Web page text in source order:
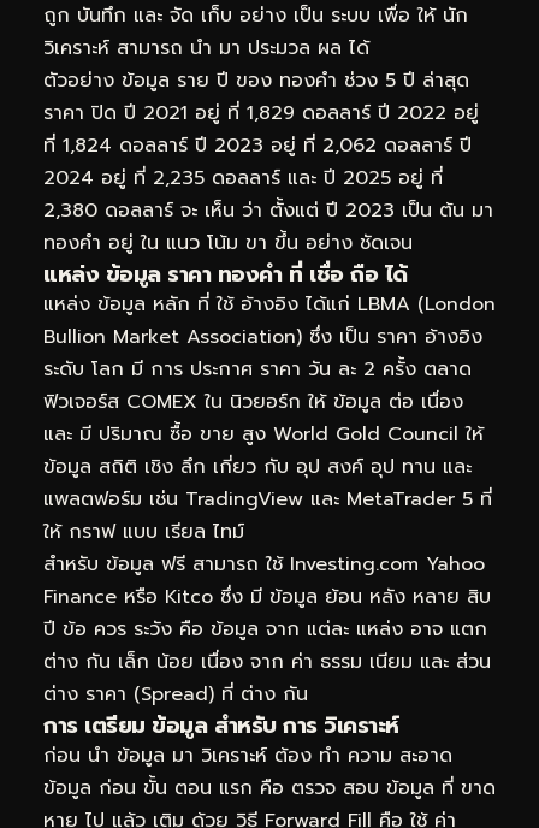
ถูก บันทึก และ จัด เก็บ อย่าง เป็น ระบบ เพื่อ ให้ นัก
วิเคราะห์ สามารถ นำ มา ประมวล ผล ได้
ตัวอย่าง ข้อมูล ราย ปี ของ ทองคำ ช่วง 5 ปี ล่าสุด
ราคา ปิด ปี 2021 อยู่ ที่ 1,829 ดอลลาร์ ปี 2022 อยู่
ที่ 1,824 ดอลลาร์ ปี 2023 อยู่ ที่ 2,062 ดอลลาร์ ปี
2024 อยู่ ที่ 2,235 ดอลลาร์ และ ปี 2025 อยู่ ที่
2,380 ดอลลาร์ จะ เห็น ว่า ตั้งแต่ ปี 2023 เป็น ต้น มา
ทองคำ อยู่ ใน แนว โน้ม ขา ขึ้น อย่าง ชัดเจน
แหล่ง ข้อมูล ราคา ทองคำ ที่ เชื่อ ถือ ได้
แหล่ง ข้อมูล หลัก ที่ ใช้ อ้างอิง ได้แก่ LBMA (London
Bullion Market Association) ซึ่ง เป็น ราคา อ้างอิง
ระดับ โลก มี การ ประกาศ ราคา วัน ละ 2 ครั้ง ตลาด
ฟิวเจอร์ส COMEX ใน นิวยอร์ก ให้ ข้อมูล ต่อ เนื่อง
และ มี ปริมาณ ซื้อ ขาย สูง World Gold Council ให้
ข้อมูล สถิติ เชิง ลึก เกี่ยว กับ อุป สงค์ อุป ทาน และ
แพลตฟอร์ม เช่น TradingView และ MetaTrader 5 ที่
ให้ กราฟ แบบ เรียล ไทม์
สำหรับ ข้อมูล ฟรี สามารถ ใช้ Investing.com Yahoo
Finance หรือ Kitco ซึ่ง มี ข้อมูล ย้อน หลัง หลาย สิบ
ปี ข้อ ควร ระวัง คือ ข้อมูล จาก แต่ละ แหล่ง อาจ แตก
ต่าง กัน เล็ก น้อย เนื่อง จาก ค่า ธรรม เนียม และ ส่วน
ต่าง ราคา (Spread) ที่ ต่าง กัน
การ เตรียม ข้อมูล สำหรับ การ วิเคราะห์
ก่อน นำ ข้อมูล มา วิเคราะห์ ต้อง ทำ ความ สะอาด
ข้อมูล ก่อน ขั้น ตอน แรก คือ ตรวจ สอบ ข้อมูล ที่ ขาด
หาย ไป แล้ว เติม ด้วย วิธี Forward Fill คือ ใช้ ค่า